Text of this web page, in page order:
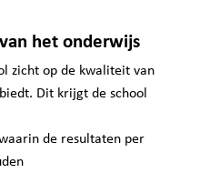
het onderwijs
zicht op de kwaliteit van
Dit krijgt de school
de resultaten per